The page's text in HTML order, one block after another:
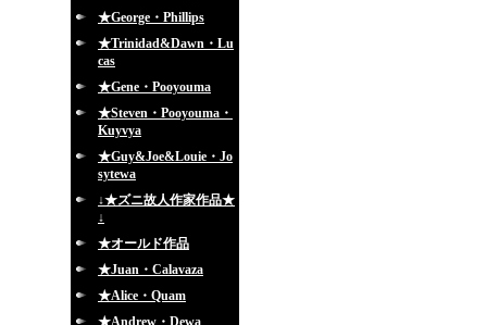
★George・Phillips
★Trinidad&Dawn・Lu
cas
★Gene・Pooyouma
★Steven・Pooyouma・
Kuyvya
★Guy&Joe&Louie・Jo
sytewa
↓★ズニ故人作家作品★
↓
★オールド作品
★Juan・Calavaza
★Alice・Quam
★Andrew・Dewa